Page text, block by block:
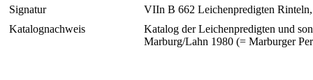
Signatur
VIIn B 662 Leichenpredigten
Katalognachweis
Katalog der Leichenpredigten und
Marburg/Lahn 1980 (= Marburger